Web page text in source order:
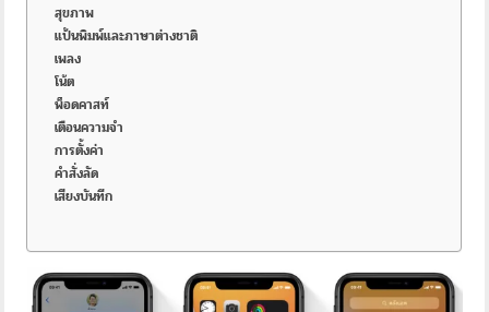
สุขภาพ
แป้นพิมพ์และภาษาต่างชาติ
เพลง
โน้ต
พ็อดคาสท์
เตือนความจำ
การตั้งค่า
คำสั่งลัด
เสียงบันทึก